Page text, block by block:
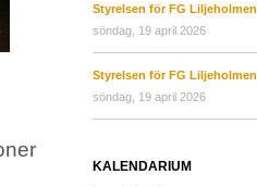
Styrelsen för FG Liljeholmen
söndag, 19 april 2026
Styrelsen för FG Liljeholmen
söndag, 19 april 2026
KALENDARIUM